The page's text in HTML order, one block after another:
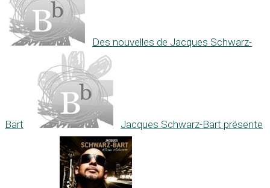
Des nouvelles de Jacques Schwarz-
Bart Jacques Schwarz-Bart présente